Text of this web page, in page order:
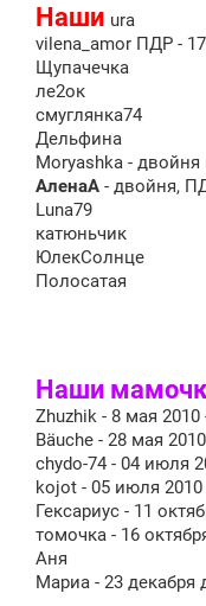
Наши ura
vilena_amor ПДР -
Щупачечка
ле2ок
смуглянка74
Дельфина
Moryashka - двойня
АленаА - двойня,
Luna79
катюньчик
ЮлекСолнце
Полосатая
Наши
Zhuzhik - 8 мая
Bäuche - 28 мая
chydo-74 - 04 июля
kojot - 05 июля
Гексариус - 11
томочка - 16
Аня
Мариа - 23 декабря